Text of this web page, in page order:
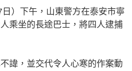
）下午，山東警方在泰安市寧
乘坐的長途巴士，將四人逮捕
諱，並交代令人心寒的作案動